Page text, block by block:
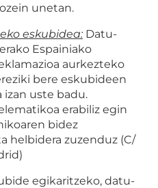
unetan.
eskubidea:Datu-
Espainiako
aurkezteko
bere eskubideen
izan uste badu.
erabiliz egin
bidez
helbidera zuzenduz (C/
egikaritzeko, datu-